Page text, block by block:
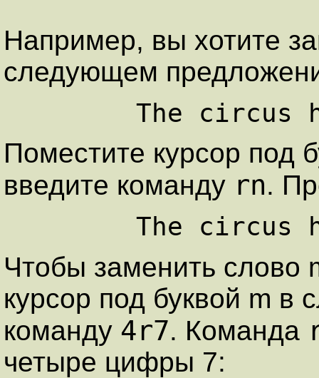
Например, вы хотите
следующем
Поместите курсор под
введите команду rn.
Чтобы заменить слово
курсор под буквой m в
команду 4r7. Команда
четыре цифры 7: